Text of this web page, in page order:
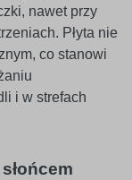
nawet przy
Płyta nie
co stanowi
i w strefach